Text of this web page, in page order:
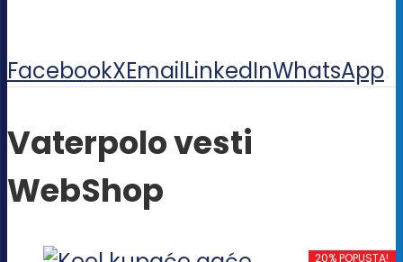
FacebookXEmailLinkedInWhatsApp
Vaterpolo vesti
WebShop
20% POPUSTA!